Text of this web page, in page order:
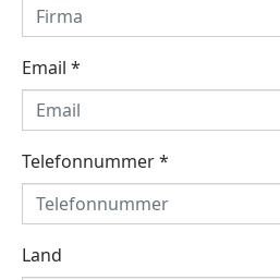
Email *
Telefonnummer*
Land